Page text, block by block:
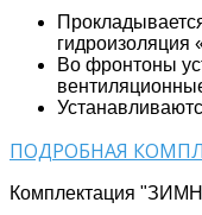
гидроизоляция
Во фронтоны
ПОДРОБНАЯ
Комплектация